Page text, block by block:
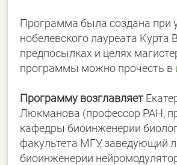
Программа была создана при
нобелевского лауреата Курта
предпосылках и целях
программы можно прочесть в
Программу возглавляет
Люкманова (профессор РАН,
кафедры биоинженерии
факультета МГУ, заведующий
биоинженерии